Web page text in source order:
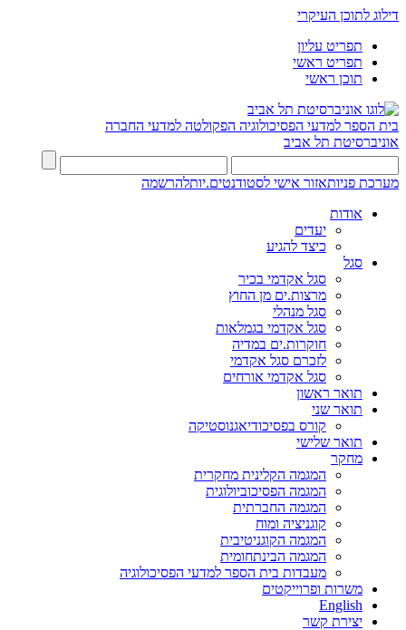
דילוג לתוכן העיקרי
תפריט עליון
תפריט ראשי
תוכן ראשי
בית הספר למדעי הפסיכולוגיה הפקולטה למדעי החברה
אוניברסיטת תל אביב
מערכת פניותאזור אישי לסטודנטים.יותלהרשמה
אודות
יעדים
כיצד להגיע
סגל
סגל אקדמי בכיר
מרצות.ים מן החוץ
סגל מנהלי
סגל אקדמי בגמלאות
חוקרות.ים במדיה
לזכרם סגל אקדמי
סגל אקדמי אורחים
תואר ראשון
תואר שני
קורס בפסיכודיאגנוסטיקה
תואר שלישי
מחקר
המגמה הקלינית מחקרית
המגמה הפסיכוביולוגית
המגמה החברתית
קוגניציה ומוח
המגמה הקוגניטיבית
המגמה הבינתחומית
מעבדות בית הספר למדעי הפסיכולוגיה
משרות ופרוייקטים
English
יצירת קשר